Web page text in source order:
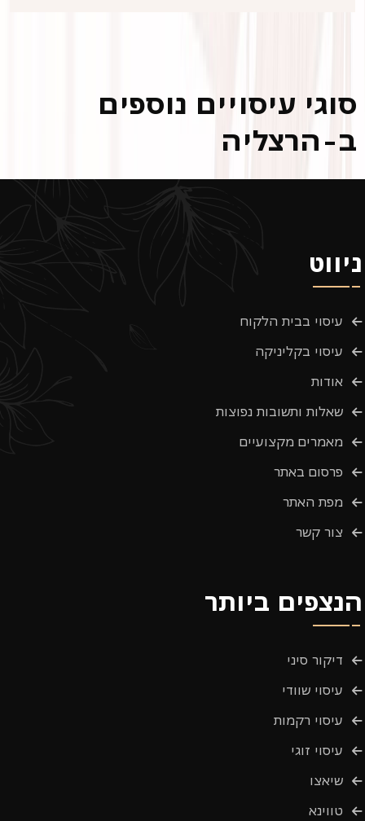
סוגי עיסויים נוספים
ב-הרצליה
ניווט
עיסוי בבית הלקוח
עיסוי בקליניקה
אודות
שאלות ותשובות נפוצות
מאמרים מקצועיים
פרסום באתר
מפת האתר
צור קשר
הנצפים ביותר
דיקור סיני
עיסוי שוודי
עיסוי רקמות
עיסוי זוגי
שיאצו
טווינא